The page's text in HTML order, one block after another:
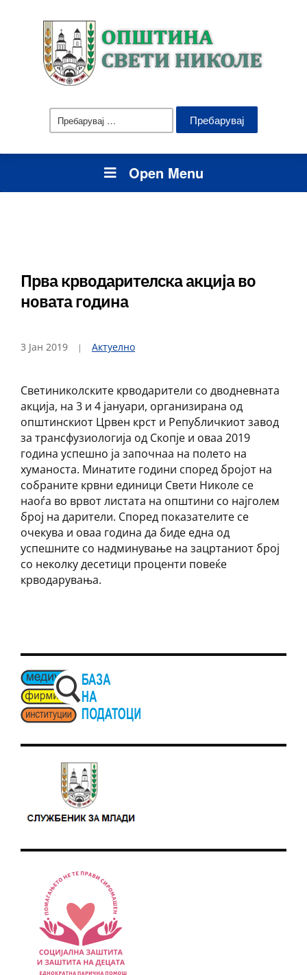
Пребарувај
за:
Open Menu
Прва крводарителска акција во
новата година
3 Јан 2019 Актуелно
Светиниколските крводарители со дводневната
акција, на 3 и 4 јануари, организирана од
општинскиот Црвен крст и Републичкиот завод
за трансфузиологија од Скопје и оваа 2019
година успешно ја започнаа на полето на
хуманоста. Минатите години според бројот на
собраните крвни единици Свети Николе се
наоѓа во врвот листата на општини со најголем
број на дарители. Според показателите се
очекува и оваа година да биде една од
успешните со надминување на зацртаниот број
со неколку десетици проценти повеќе
крводарувања.